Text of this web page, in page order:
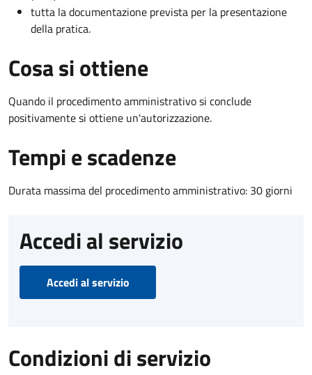
tutta la documentazione prevista per la presentazione
della pratica.
Cosa si ottiene
Quando il procedimento amministrativo si conclude
positivamente si ottiene un'autorizzazione.
Tempi e scadenze
Durata massima del procedimento amministrativo: 30 giorni
Accedi al servizio
Accedi al servizio
Condizioni di servizio